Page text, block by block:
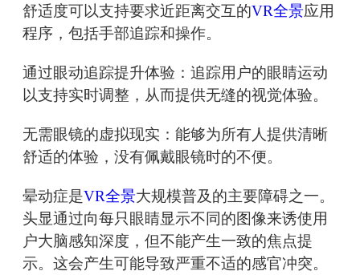
舒适度可以支持要求近距离交互的VR全景应用
程序，包括手部追踪和操作。
通过眼动追踪提升体验：追踪用户的眼睛运动
以支持实时调整，从而提供无缝的视觉体验。
无需眼镜的虚拟现实：能够为所有人提供清晰
舒适的体验，没有佩戴眼镜时的不便。
晕动症是VR全景大规模普及的主要障碍之一。
头显通过向每只眼睛显示不同的图像来诱使用
户大脑感知深度，但不能产生一致的焦点提
示。这会产生可能导致严重不适的感官冲突。